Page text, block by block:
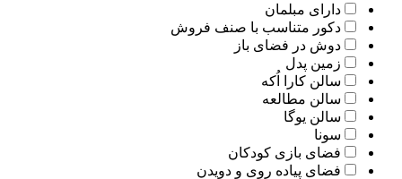
دارای مبلمان
دکور متناسب با صنف فروش
دوش در فضای باز
زمین پدل
سالن کارا اُکه
سالن مطالعه
سالن یوگا
سونا
فضای بازی کودکان
فضای پیاده روی و دویدن